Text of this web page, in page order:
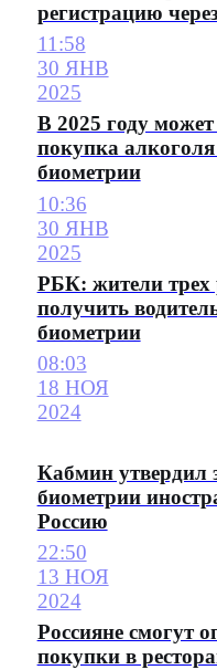
регистрацию
11:58
30 ЯНВ
2025
В 2025 году
покупка
биометрии
10:36
30 ЯНВ
2025
РБК: жители трех
получить
биометрии
08:03
18 НОЯ
2024
Кабмин утвердил
биометрии
Россию
22:50
13 НОЯ
2024
Россияне смогут
покупки в